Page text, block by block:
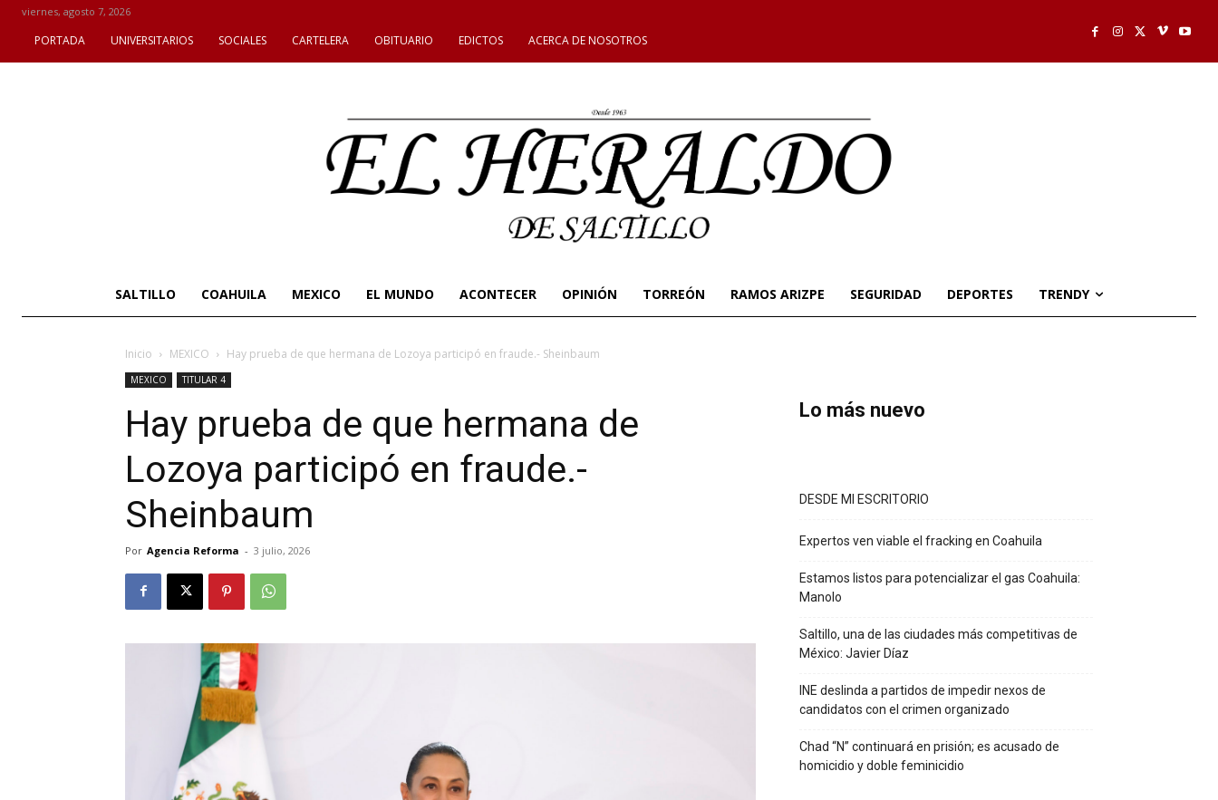
viernes, agosto 7, 2026
PORTADA UNIVERSITARIOS SOCIALES CARTELERA OBITUARIO EDICTOS ACERCA DE NOSOTROS
SALTILLO COAHUILA MEXICO EL MUNDO ACONTECER OPINIÓN TORREÓN RAMOS ARIZPE SEGURIDAD DEPORTES TRENDY
Inicio MEXICO Hay prueba de que hermana de Lozoya participó en fraude.- Sheinbaum
MEXICO TITULAR 4
Hay prueba de que hermana de
Lozoya participó en fraude.-
Sheinbaum
Por Agencia Reforma - 3 julio, 2026
Lo más nuevo
DESDE MI ESCRITORIO
Expertos ven viable el fracking en Coahuila
Estamos listos para potencializar el gas Coahuila:
Manolo
Saltillo, una de las ciudades más competitivas de
México: Javier Díaz
INE deslinda a partidos de impedir nexos de
candidatos con el crimen organizado
Chad “N” continuará en prisión; es acusado de
homicidio y doble feminicidio